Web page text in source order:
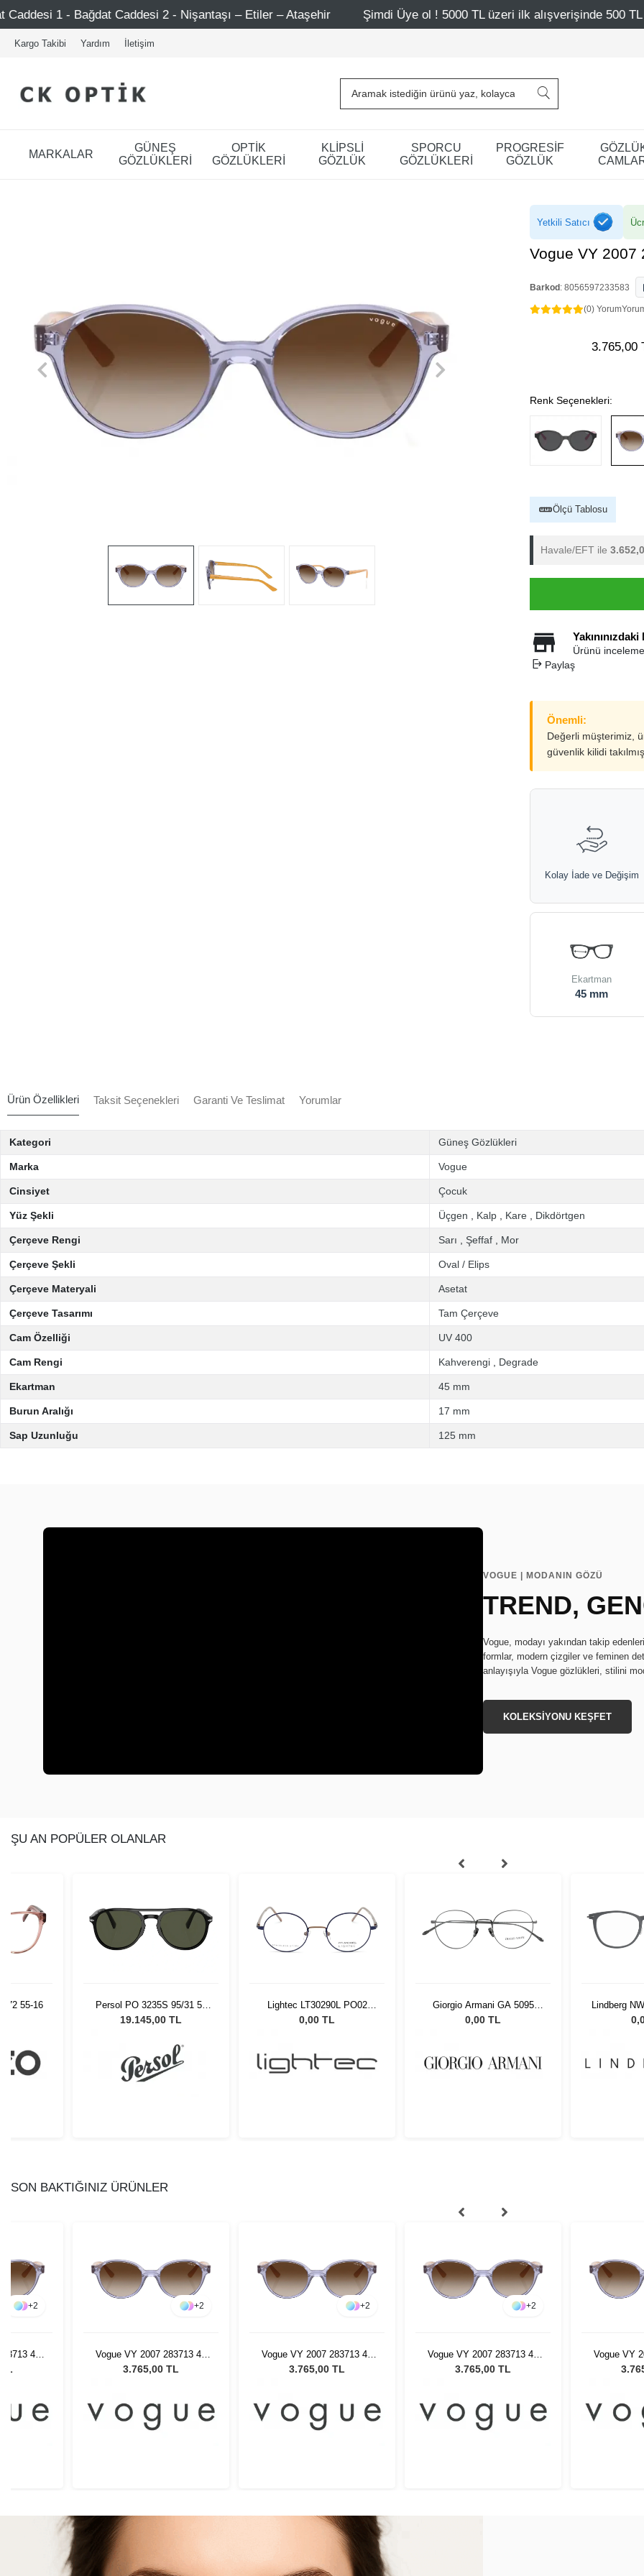
Caddesi 2 - Nişantaşı – Etiler – Ataşehir Şimdi Üye ol ! 5000 TL üzeri ilk alışverişinde 500 TL indirim
Kargo Takibi Yardım İletişim
MARKALAR
GÜNEŞ
GÖZLÜKLERİ
OPTİK
GÖZLÜKLERİ
KLİPSLİ
GÖZLÜK
SPORCU
GÖZLÜKLERİ
PROGRESİF
GÖZLÜK
Yetkili Satıcı
Vogue VY 2007
Barkod : 8056597233583
(0) Yorum
3.765,00
Renk Seçenekleri:
Ölçü Tablosu
Havale/EFT ile
Ürünü
Paylaş
Önemli:
Değerli müşterimiz,
güvenlik kilidi
Kolay İade ve Değişim
Ekartman
45 mm
Ürün Özellikleri Taksit Seçenekleri Garanti Ve Teslimat Yorumlar
Kategori Güneş Gözlükleri
Marka Vogue
Cinsiyet Çocuk
Yüz Şekli Üçgen Kalp Kare Dikdörtgen
Çerçeve Rengi Sarı Şeffaf Mor
Çerçeve Şekli Oval / Elips
Çerçeve Materyali Asetat
Çerçeve Tasarımı Tam Çerçeve
Cam Özelliği UV 400
Cam Rengi Kahverengi Degrade
Ekartman 45 mm
Burun Aralığı 17 mm
Sap Uzunluğu 125 mm
VOGUE | MODANIN GÖZÜ
TREND,
Vogue, modayı yakından takip
formlar, modern çizgiler ve feminen
anlayışıyla Vogue gözlükleri, stilini
KOLEKSİYONU KEŞFET
ŞU AN POPÜLER OLANLAR
55-16
Persol PO 3235S 95/31 55
Unisex Güneş Gözlüğü
19.145,00 TL
Lightec LT30290L PO02
4720
0,00 TL
Giorgio Armani GA 5095
3010 49
0,00 TL
Lindberg
SON BAKTIĞINIZ ÜRÜNLER
+2
45
+2
Vogue VY 2007 283713 45
Kadın Güneş Gözlüğü
3.765,00 TL
+2
Vogue VY 2007 283713 45
Kadın Güneş Gözlüğü
3.765,00 TL
+2
Vogue VY 2007 283713 45
Kadın Güneş Gözlüğü
3.765,00 TL
Vogue VY
Kadın